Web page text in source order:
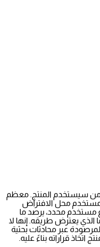
سيستخدم المنتج. معظم
محل الافتراض
مستخدم محدد، يرصد ما
الذي يعترض طريقه. إنها لا
عبر محادثات بحثية
قراراته بناءً عليه.